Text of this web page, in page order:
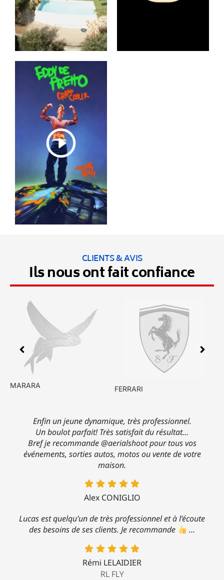
CLIENTS & AVIS
Ils nous ont fait confiance
FERRARI
ASTON MARTIN
Enfin un jeune dynamique, très professionnel.
Un boulot parfait! Très satisfait du résultat…
Bref je recommande @aerialshoot pour tous vos
événements, sorties autos, motos ou vente de votre
maison.
Alex CONIGLIO
Lucas est quelqu’un de très professionnel et à l’écoute
des besoins de ses clients. Je recommande
…
Rémi LELAIDIER
RL FLY